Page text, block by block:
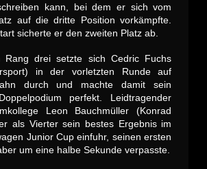
kann, bei dem er sich vom
auf die dritte Position vorkämpfte.
sicherte er den zweiten Platz ab.
Rang drei setzte sich Cedric Fuchs
in der vorletzten Runde auf
durch und machte damit sein
perfekt. Leidtragender
Leon Bauchmüller (Konrad
als Vierter sein bestes Ergebnis im
Junior Cup einfuhr, seinen ersten
um eine halbe Sekunde verpasste.